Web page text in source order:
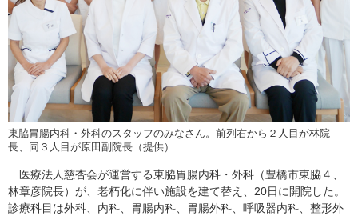
東脇胃腸内科・外科のスタッフのみなさん。前列右から２人目が林院
長、同３人目が原田副院長（提供）
医療法人慈杏会が運営する東脇胃腸内科・外科（豊橋市東脇４、
林章彦院長）が、老朽化に伴い施設を建て替え、20日に開院した。
診療科目は外科、内科、胃腸内科、胃腸外科、呼吸器内科、整形外